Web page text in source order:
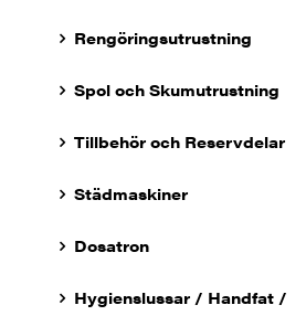
Rengöringsutrustning
Spol och Skumutrustning
Tillbehör och Reservdelar
Städmaskiner
Dosatron
Hygienslussar / Handfat /